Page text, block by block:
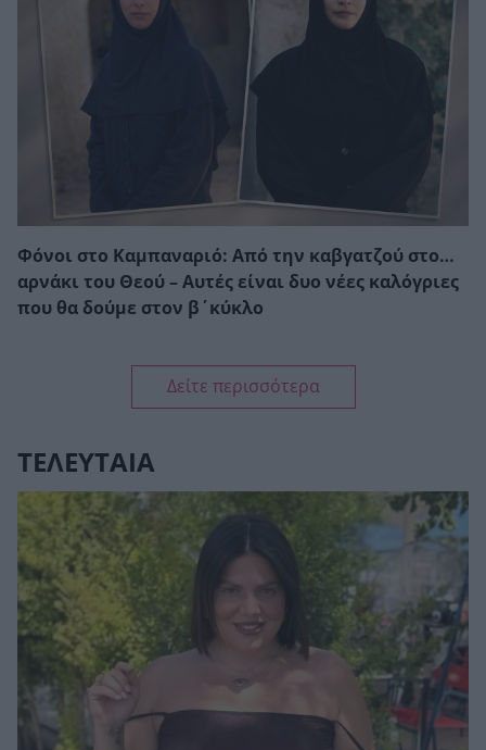
Φόνοι στο Καμπαναριό: Από την καβγατζού στο…
αρνάκι του Θεού – Αυτές είναι δυο νέες καλόγριες
που θα δούμε στον β΄κύκλο
Δείτε περισσότερα
ΤΕΛΕΥΤΑΙΑ